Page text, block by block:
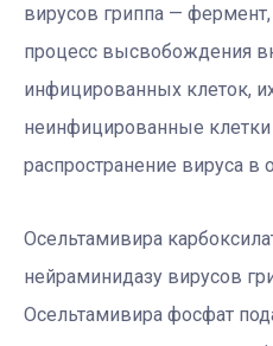
вирусов гриппа —
процесс высвобождения
инфицированных клеток,
неинфицированные
распространение вируса в
Осельтамивира
нейраминидазу вирусов
Осельтамивира фосфат